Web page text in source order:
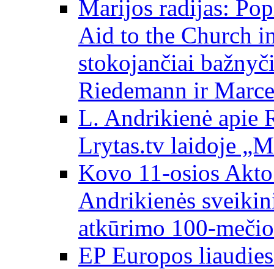
Marijos radijas:
Aid to the Church
stokojančiai
Riedemann ir
L. Andrikienė apie
Lrytas.tv laidoje
Kovo 11-osios
Andrikienės
atkūrimo 100-
EP Europos